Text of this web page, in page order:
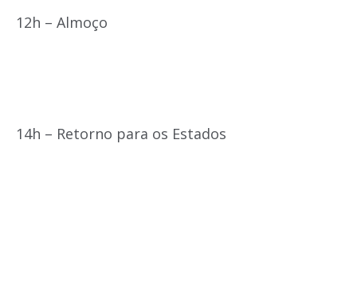
12h – Almoço
14h – Retorno para os Estados